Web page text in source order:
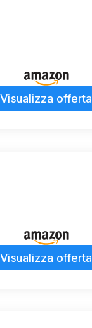
Visualizza offerta
Visualizza offerta